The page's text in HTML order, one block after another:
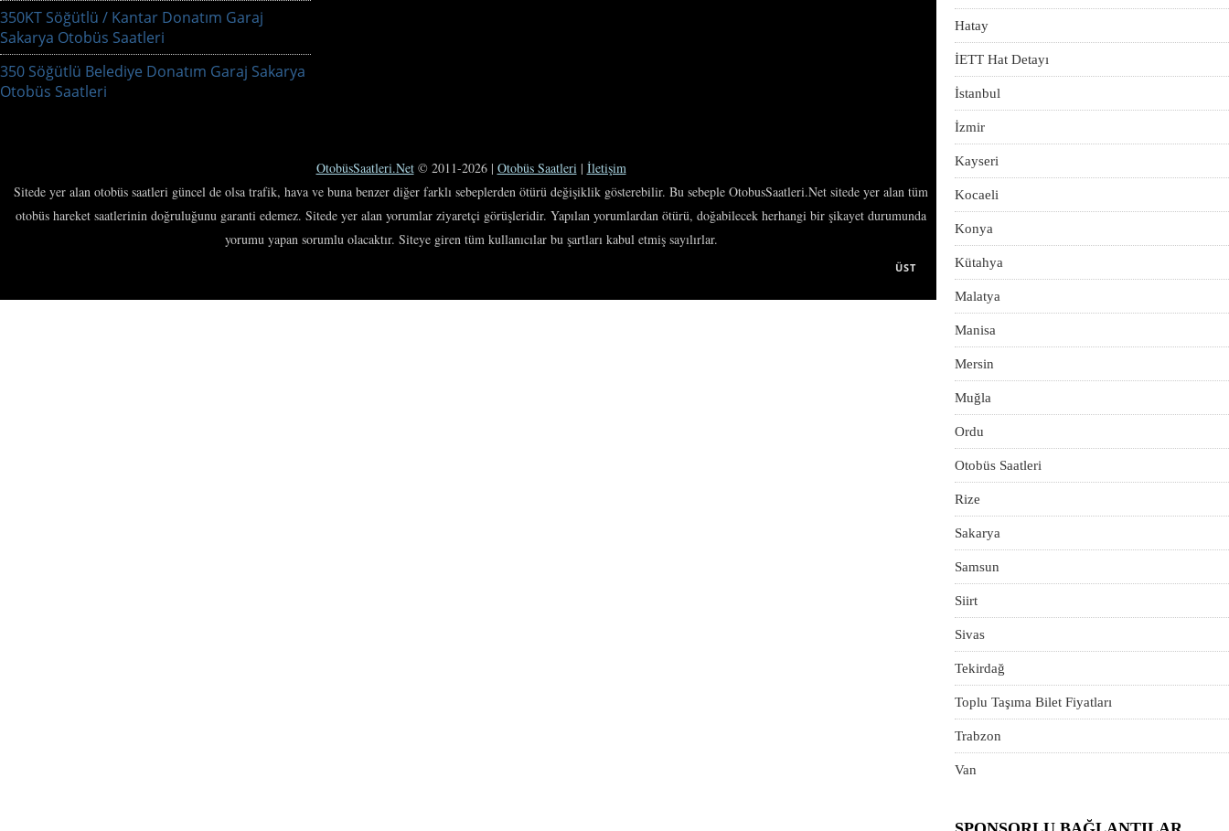
Hatay
İETT Hat Detayı
İstanbul
İzmir
Kayseri
Kocaeli
Konya
Kütahya
Malatya
Manisa
Mersin
Muğla
Ordu
Otobüs Saatleri
Rize
Sakarya
Samsun
Siirt
Sivas
Tekirdağ
Toplu Taşıma Bilet Fiyatları
Trabzon
Van
350KT Söğütlü / Kantar Donatım Garaj
Sakarya Otobüs Saatleri
350 Söğütlü Belediye Donatım Garaj Sakarya
Otobüs Saatleri
OtobüsSaatleri.Net© 2011-2026 | Otobüs Saatleri| İletişim
Sitede yer alan otobüs saatleri güncel de olsa trafik, hava ve buna benzer diğer farklı sebeplerden ötürü değişiklik gösterebilir. Bu sebeple OtobusSaatleri.Net sitede yer alan tüm
otobüs hareket saatlerinin doğruluğunu garanti edemez. Sitede yer alan yorumlar ziyaretçi görüşleridir. Yapılan yorumlardan ötürü, doğabilecek herhangi bir şikayet durumunda
yorumu yapan sorumlu olacaktır. Siteye giren tüm kullanıcılar bu şartları kabul etmiş sayılırlar.
ÜST